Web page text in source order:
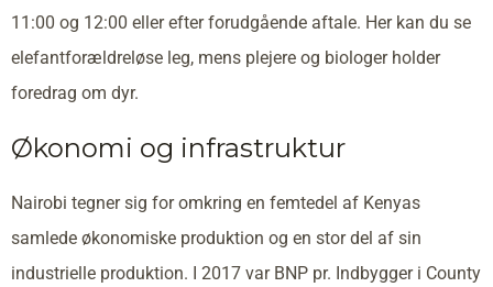
11:00 og 12:00 eller efter forudgående aftale. Her kan du se
elefantforældreløse leg, mens plejere og biologer holder
foredrag om dyr.
Økonomi og infrastruktur
Nairobi tegner sig for omkring en femtedel af Kenyas
samlede økonomiske produktion og en stor del af sin
industrielle produktion. I 2017 var BNP pr. Indbygger i County